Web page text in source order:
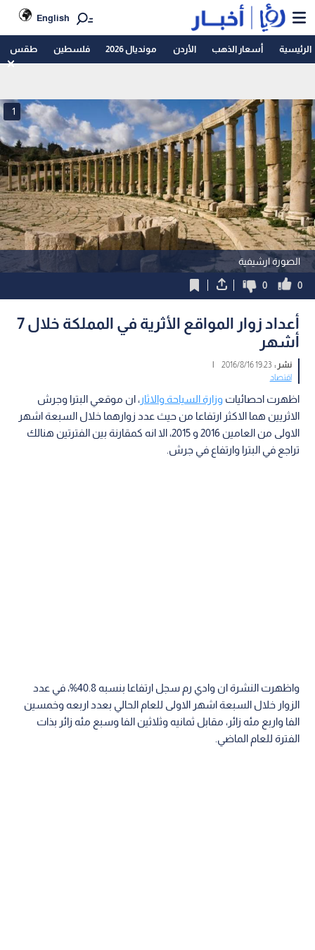
English
الرئيسية أسعار الذهب الأردن مونديال 2026 فلسطين طقس
الصورة ارشيفية
1
0
0
أعداد زوار المواقع الأثرية في المملكة خلال 7
أشهر
نشر :19:23 2016/8/16
|
اقتصاد
اظهرت احصائياتوزارة السياحة والاثار، ان موقعي البترا وجرش
الاثريين هما الاكثر ارتفاعا من حيث عدد زوارهما خلال السبعة اشهر
الاولى من العامين 2016 و 2015، الا انه كمقارنة بين الفترتين هنالك
تراجع في البترا وارتفاع في جرش.
واظهرت النشرة ان وادي رم سجل ارتفاعا بنسبه 40.8%، في عدد
الزوار خلال السبعة اشهر الاولى للعام الحالي بعدد اربعه وخمسين
الفا واربع مئه زائر، مقابل ثمانيه وثلاثين الفا وسبع مئه زائر بذات
الفترة للعام الماضي.